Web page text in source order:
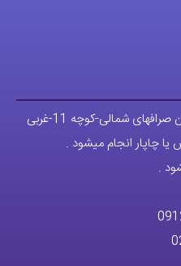
شمالی-کوچه 11-غربی
چاپار انجام میشود .
.